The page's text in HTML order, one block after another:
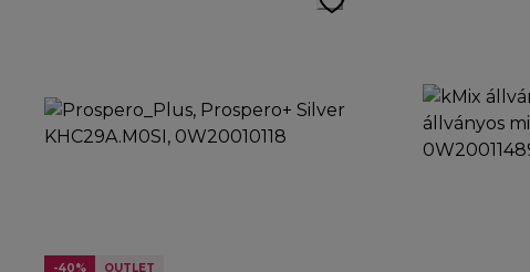
-40% OUTLET